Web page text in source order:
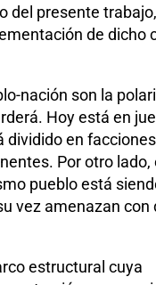
del presente
de dicho
nación son la
Hoy está en
dividido en
Por otro lado,
pueblo está
vez amenazan con
estructural cuya